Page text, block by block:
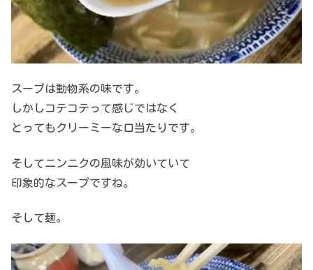
スープは動物系の味です。
しかしコテコテって感じではなく
とってもクリーミーな口当たりです。
そしてニンニクの風味が効いていて
印象的なスープですね。
そして麺。